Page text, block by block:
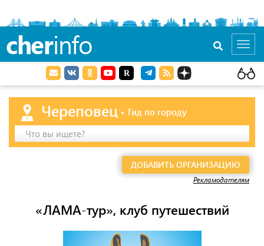
cherinfo
Череповец
Гид по городу
Что вы ищете?
ДОБАВИТЬ ОРГАНИЗАЦИЮ
Рекламодателям
«ЛАМА-тур», клуб путешествий